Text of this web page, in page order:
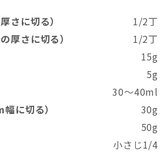
さに切る）
1/2丁
厚さに切る）
1/2丁
15g
5g
30～40ml
に切る）
30g
50g
小さじ1/4